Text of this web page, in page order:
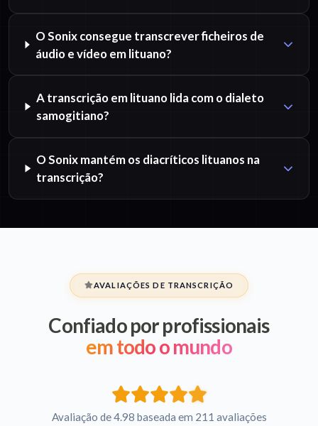
O Sonix consegue transcrever ficheiros de
áudio e vídeo em lituano?
A transcrição em lituano lida com o dialeto
samogitiano?
O Sonix mantém os diacríticos lituanos na
transcrição?
AVALIAÇÕES DE TRANSCRIÇÃO
Confiado por profissionais
em todo o mundo
Avaliação de 4.98 baseada em 211 avaliações